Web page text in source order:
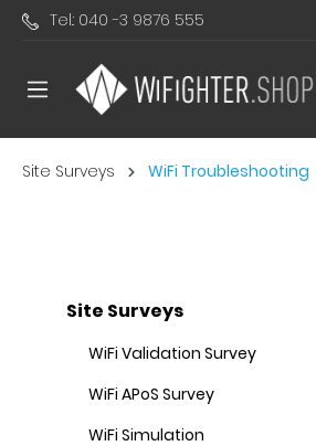
springen
Tel.: 040 -3 9876 555
Site Surveys WiFi Troubleshooting
Site Surveys
WiFi Validation Survey
WiFi APoS Survey
WiFi Simulation